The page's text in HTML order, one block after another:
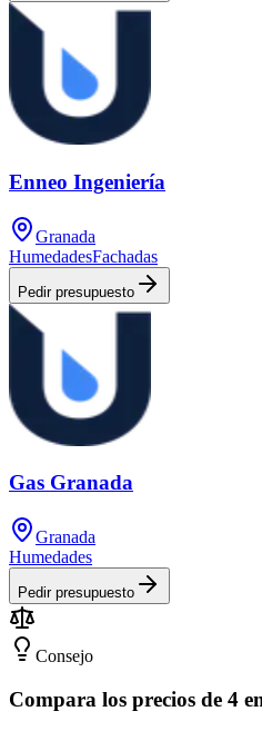
Enneo Ingeniería
Granada
HumedadesFachadas
Pedir presupuesto
Gas Granada
Granada
Humedades
Pedir presupuesto
Consejo
Compara los precios de 4